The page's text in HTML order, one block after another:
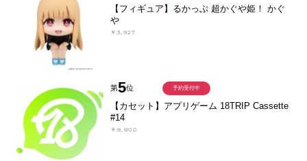
【フィギュア】るかっぷ 超かぐや姫！ かぐ
や
￥3,927
第5位
【カセット】アプリゲーム 18TRIP Cassette
#14
￥8,800
予約受付中